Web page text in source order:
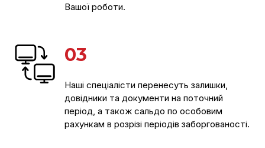
Вашої роботи.
03
Наші спеціалісти перенесуть залишки,
довідники та документи на поточний
період, а також сальдо по особовим
рахункам в розрізі періодів заборгованості.